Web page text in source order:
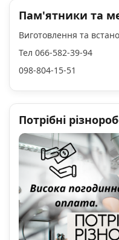
Пам'ятники та
Виготовлення та
Тел 066-582-39-94
098-804-15-51
Потрібні